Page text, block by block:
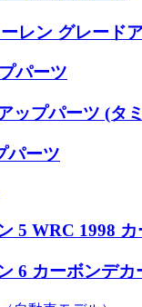
レン グレード
パーツ
ップパーツ (タミ
パーツ
5 WRC 1998
6 カーボンデカ